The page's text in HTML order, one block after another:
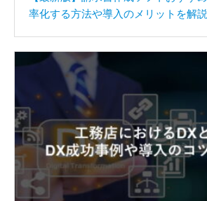
率化する方法や導入のメリットを解説